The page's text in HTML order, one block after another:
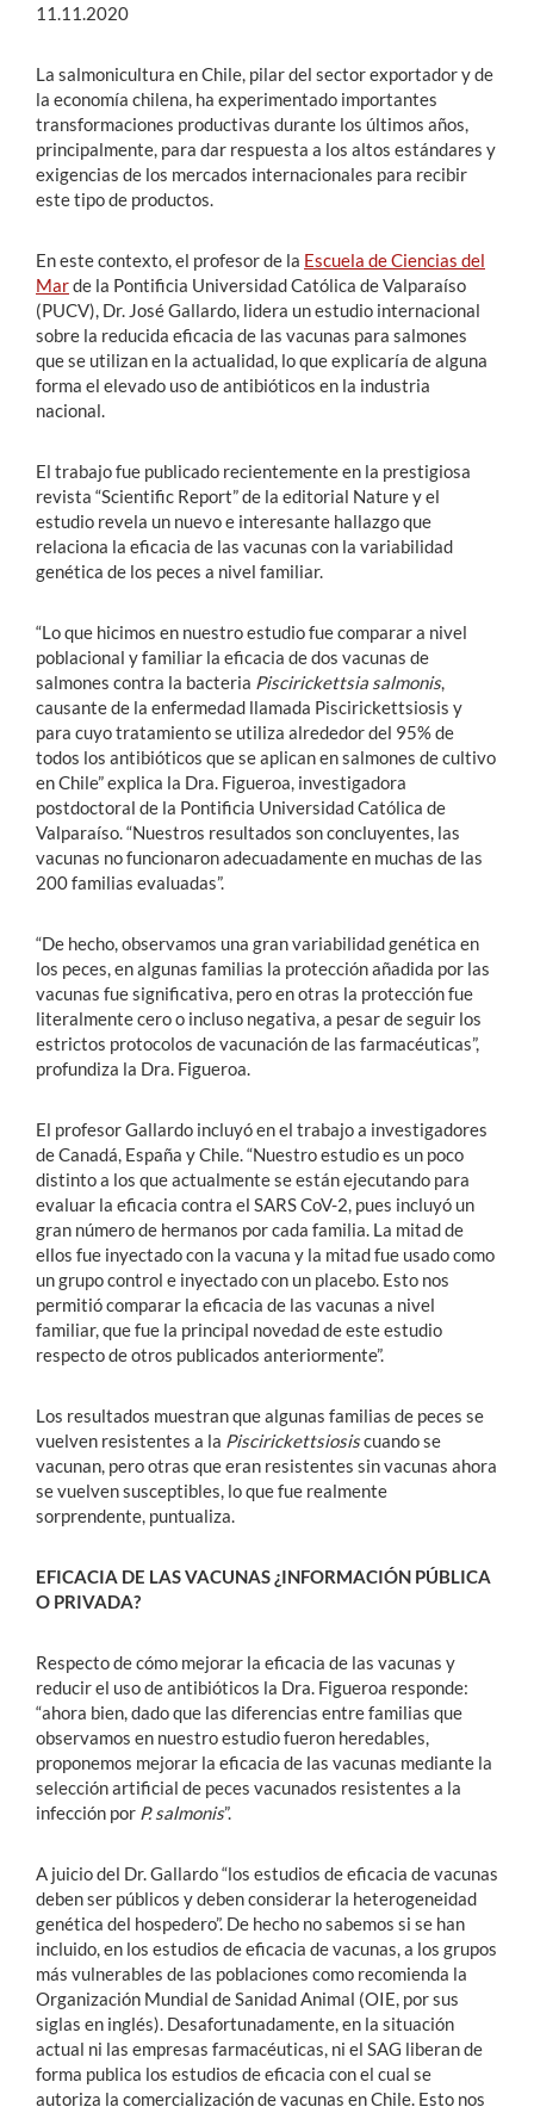
11.11.2020
La salmonicultura en Chile, pilar del sector exportador y de
la economía chilena, ha experimentado importantes
transformaciones productivas durante los últimos años,
principalmente, para dar respuesta a los altos estándares y
exigencias de los mercados internacionales para recibir
este tipo de productos.
En este contexto, el profesor de la Escuela de Ciencias del
Marde la Pontificia Universidad Católica de Valparaíso
(PUCV), Dr. José Gallardo, lidera un estudio internacional
sobre la reducida eficacia de las vacunas para salmones
que se utilizan en la actualidad, lo que explicaría de alguna
forma el elevado uso de antibióticos en la industria
nacional.
El trabajo fue publicado recientemente en la prestigiosa
revista “Scientific Report” de la editorial Nature y el
estudio revela un nuevo e interesante hallazgo que
relaciona la eficacia de las vacunas con la variabilidad
genética de los peces a nivel familiar.
“Lo que hicimos en nuestro estudio fue comparar a nivel
poblacional y familiar la eficacia de dos vacunas de
salmones contra la bacteria Piscirickettsia salmonis,
causante de la enfermedad llamada Piscirickettsiosis y
para cuyo tratamiento se utiliza alrededor del 95% de
todos los antibióticos que se aplican en salmones de cultivo
en Chile” explica la Dra. Figueroa, investigadora
postdoctoral de la Pontificia Universidad Católica de
Valparaíso. “Nuestros resultados son concluyentes, las
vacunas no funcionaron adecuadamente en muchas de las
200 familias evaluadas”.
“De hecho, observamos una gran variabilidad genética en
los peces, en algunas familias la protección añadida por las
vacunas fue significativa, pero en otras la protección fue
literalmente cero o incluso negativa, a pesar de seguir los
estrictos protocolos de vacunación de las farmacéuticas”,
profundiza la Dra. Figueroa.
El profesor Gallardo incluyó en el trabajo a investigadores
de Canadá, España y Chile. “Nuestro estudio es un poco
distinto a los que actualmente se están ejecutando para
evaluar la eficacia contra el SARS CoV-2, pues incluyó un
gran número de hermanos por cada familia. La mitad de
ellos fue inyectado con la vacuna y la mitad fue usado como
un grupo control e inyectado con un placebo. Esto nos
permitió comparar la eficacia de las vacunas a nivel
familiar, que fue la principal novedad de este estudio
respecto de otros publicados anteriormente”.
Los resultados muestran que algunas familias de peces se
vuelven resistentes a la Piscirickettsiosiscuando se
vacunan, pero otras que eran resistentes sin vacunas ahora
se vuelven susceptibles, lo que fue realmente
sorprendente, puntualiza.
EFICACIA DE LAS VACUNAS ¿INFORMACIÓN PÚBLICA
O PRIVADA?
Respecto de cómo mejorar la eficacia de las vacunas y
reducir el uso de antibióticos la Dra. Figueroa responde:
“ahora bien, dado que las diferencias entre familias que
observamos en nuestro estudio fueron heredables,
proponemos mejorar la eficacia de las vacunas mediante la
selección artificial de peces vacunados resistentes a la
infección por P. salmonis”.
A juicio del Dr. Gallardo “los estudios de eficacia de vacunas
deben ser públicos y deben considerar la heterogeneidad
genética del hospedero”. De hecho no sabemos si se han
incluido, en los estudios de eficacia de vacunas, a los grupos
más vulnerables de las poblaciones como recomienda la
Organización Mundial de Sanidad Animal (OIE, por sus
siglas en inglés). Desafortunadamente, en la situación
actual ni las empresas farmacéuticas, ni el SAG liberan de
forma publica los estudios de eficacia con el cual se
autoriza la comercialización de vacunas en Chile. Esto nos